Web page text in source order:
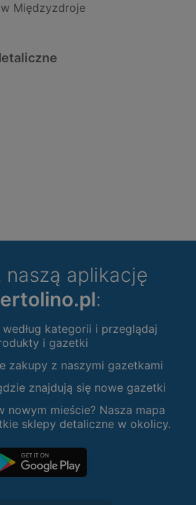
Międzyzdroje
naszą aplikację
:
kategorii i przeglądaj
i gazetki
zakupy z naszymi gazetkami
znajdują się nowe gazetki
nowym mieście? Nasza mapa
sklepy detaliczne w okolicy.